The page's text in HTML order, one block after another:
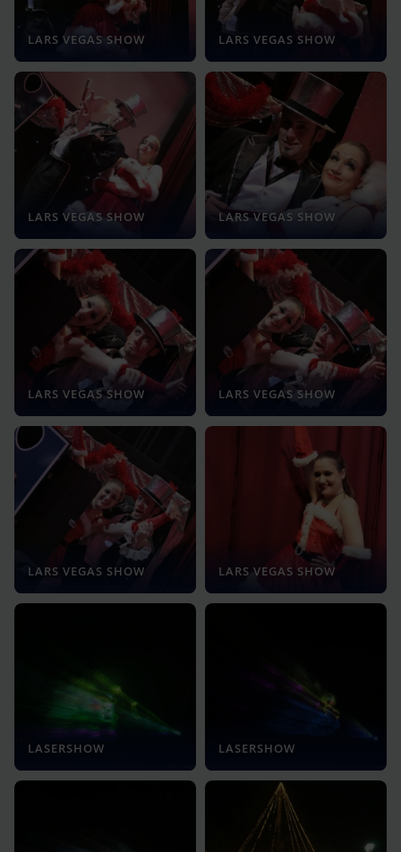
LARS VEGAS SHOW LARS VEGAS SHOW
LARS VEGAS SHOW LARS VEGAS SHOW
LARS VEGAS SHOW LARS VEGAS SHOW
LARS VEGAS SHOW LARS VEGAS SHOW
LASERSHOW LASERSHOW